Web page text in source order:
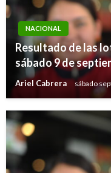
NACIONAL
Resultado de las
sábado 9 de
Ariel Cabrera sábado